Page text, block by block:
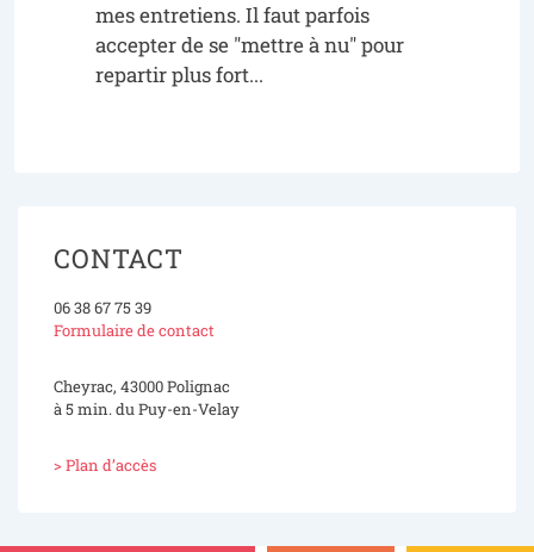
mes entretiens. Il faut parfois
accepter de se "mettre à nu" pour
repartir plus fort...
CONTACT
06 38 67 75 39
Formulaire de contact
Cheyrac, 43000 Polignac
à 5 min. du Puy-en-Velay
> Plan d’accès